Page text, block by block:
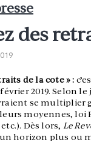
des
de la cote » :
février 2019. Selon
se multiplier
moyennes, loi
Dès lors, Le
horizon plus ou